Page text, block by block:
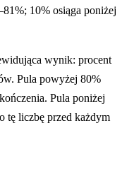
10% osiąga poniżej
wynik: procent
Pula powyżej 80%
Pula poniżej
tę liczbę przed każdym